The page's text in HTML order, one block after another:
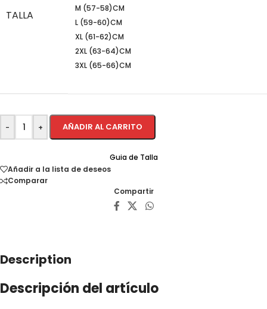
TALLA
M (57-58)CM
L (59-60)CM
XL (61-62)CM
2XL (63-64)CM
3XL (65-66)CM
- + AÑADIR AL CARRITO
Guia de Talla
Añadir a la lista de deseos
Comparar
Compartir
Description
Descripción del artículo